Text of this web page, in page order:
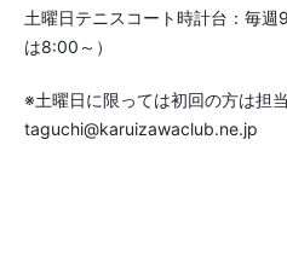
土曜日テニスコート時計台：毎
は8:00～）
※土曜日に限っては初回の方は担
taguchi@karuizawaclub.ne.jp